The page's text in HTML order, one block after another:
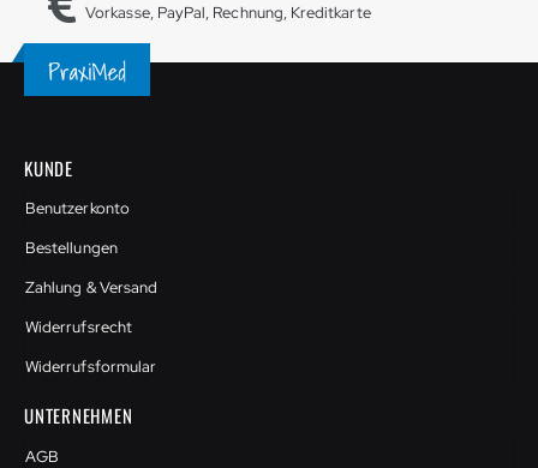
Vorkasse, PayPal, Rechnung, Kreditkarte
KUNDE
Benutzerkonto
Bestellungen
Zahlung & Versand
Widerrufsrecht
Widerrufsformular
UNTERNEHMEN
AGB